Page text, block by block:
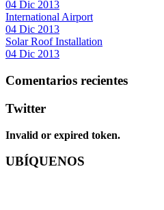
04 Dic 2013
International Airport
04 Dic 2013
Solar Roof Installation
04 Dic 2013
Comentarios recientes
Twitter
Invalid or expired token.
UBÍQUENOS